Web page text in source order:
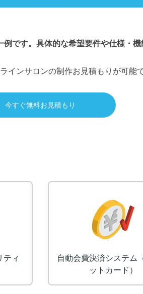
です。具体的な希望要件や仕様・機
インサロンの制作お見積もりが可能で
今すぐ無料お見積もり
デザイン